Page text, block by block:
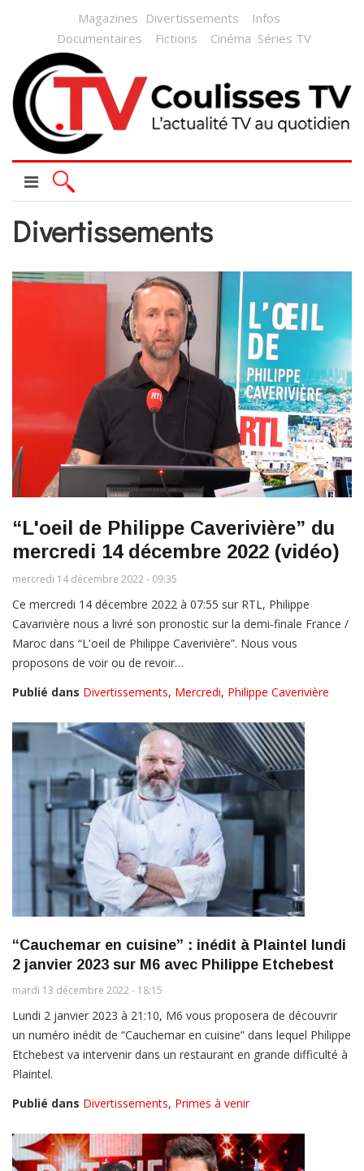
Magazines Divertissements
Infos
Documentaires
Fictions Cinéma Séries TV
Divertissements
“L'oeil de Philippe Caverivière” du
mercredi 14 décembre 2022 (vidéo)
mercredi 14 décembre 2022 - 09:35
Ce mercredi 14 décembre 2022 à 07:55 sur RTL, Philippe
Cavarivière nous a livré son pronostic sur la demi-finale France /
Maroc dans “L'oeil de Philippe Caverivière”. Nous vous
proposons de voir ou de revoir…
Publié dans Divertissements, Mercredi, Philippe Caverivière
“Cauchemar en cuisine” : inédit à Plaintel lundi
2 janvier 2023 sur M6 avec Philippe Etchebest
mardi 13 décembre 2022 - 18:15
Lundi 2 janvier 2023 à 21:10, M6 vous proposera de découvrir
un numéro inédit de “Cauchemar en cuisine” dans lequel Philippe
Etchebest va intervenir dans un restaurant en grande difficulté à
Plaintel.
Publié dans Divertissements, Primes à venir